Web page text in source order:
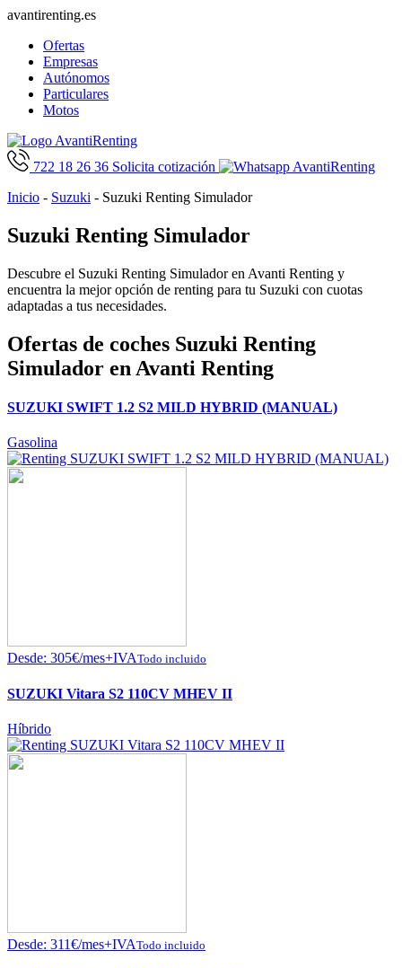
avantirenting.es
Ofertas
Empresas
Autónomos
Particulares
Motos
722 18 26 36 Solicita cotización
Inicio - Suzuki - Suzuki Renting Simulador
Suzuki Renting Simulador
Descubre el Suzuki Renting Simulador en Avanti Renting y
encuentra la mejor opción de renting para tu Suzuki con cuotas
adaptadas a tus necesidades.
Ofertas de coches Suzuki Renting
Simulador en Avanti Renting
SUZUKI SWIFT 1.2 S2 MILD HYBRID (MANUAL)
Gasolina
Desde: 305€/mes+IVATodo incluido
SUZUKI Vitara S2 110CV MHEV II
Híbrido
Desde: 311€/mes+IVATodo incluido